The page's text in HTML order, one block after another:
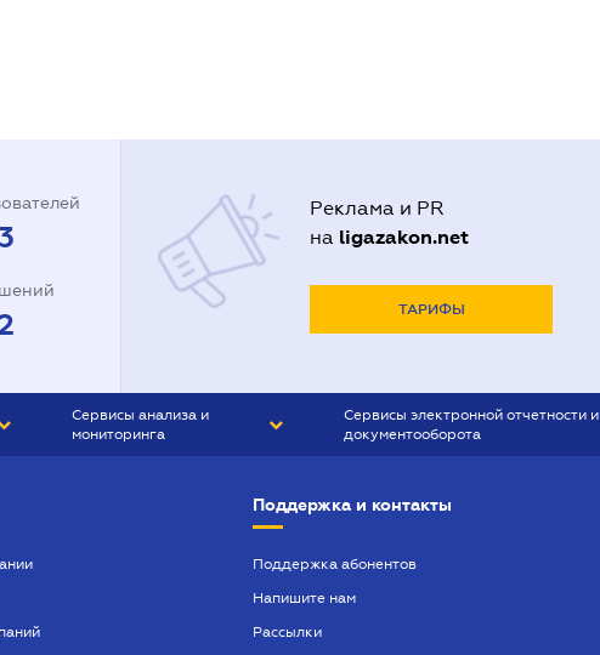
Реклама и PR
на ligazakon.net
ТАРИФЫ
Сервисы анализа и
мониторинга
Сервисы электронной отчетности и
документооборота
Поддержка и контакты
Поддержка абонентов
Напишите нам
Рассылки